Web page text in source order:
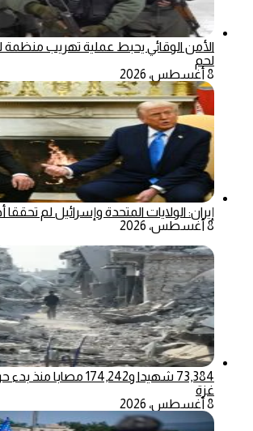
الأمن الوقائي يحبط عملية تهريب
لحم
8 أغسطس، 2026
إيران: الولايات المتحدة وإسرائيل لم
8 أغسطس، 2026
73,384 شهيدا و174,242
غزة
8 أغسطس، 2026